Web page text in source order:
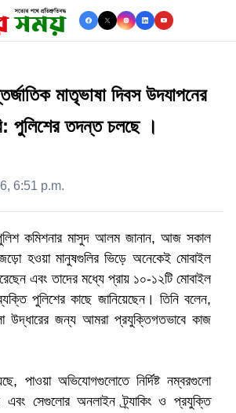
মাতৃভাষা দিবস উদযাপনের
পুলিশের তদন্ত চলছে ।
6:51 p.m.
কমিশনার মাসুদ আলম জানান, আজ সকাল
জড়ো হওয়া মানুষগুলির ভিড়ে অনেকেই মোবাইল
এবং তাদের মধ্যে প্রায় ১০-১২টি মোবাইল
পুলিশের কাছে জানিয়েছেন। তিনি বলেন,
উদ্ধারের জন্য আমরা প্রযুক্তিগতভাবে কাজ
পাওয়া অভিযোগগুলোতে নির্দিষ্ট নম্বরগুলো
এবং সেগুলোর অনলাইন ট্র্যাকিং ও প্রযুক্তি